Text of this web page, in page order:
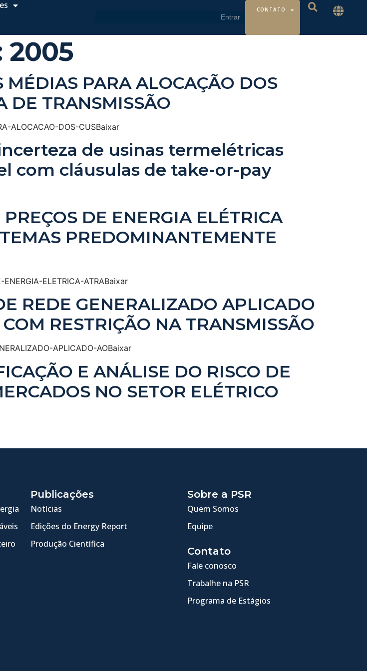
CONTATO
2005
PARA ALOCAÇÃO DOS
DE TRANSMISSÃO
ALOCACAO-DOS-CUSBaixar
de usinas termelétricas
com cláusulas de take-or-pay
DE ENERGIA ELÉTRICA
PREDOMINANTEMENTE
ELETRICA-ATRABaixar
REDE GENERALIZADO APLICADO
RESTRIÇÃO NA TRANSMISSÃO
APLICADO-AOBaixar
E ANÁLISE DO RISCO DE
NO SETOR ELÉTRICO
Publicações
Notícias
Edições do Energy Report
Produção Científica
Sobre a PSR
Quem Somos
Equipe
Contato
Fale conosco
Trabalhe na PSR
Programa de Estágios